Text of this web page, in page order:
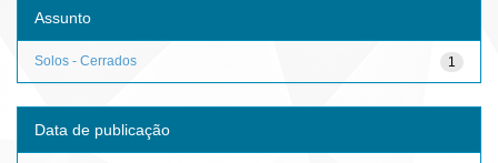
Assunto
1
Solos - Cerrados
Data de publicação